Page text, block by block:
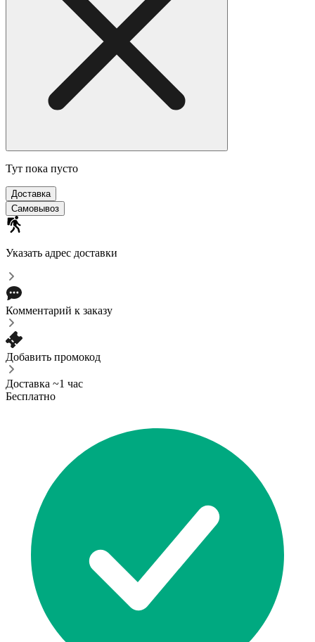
Тут пока пусто
Доставка
Самовывоз
Указать адрес доставки
Комментарий к заказу
Добавить промокод
Доставка ~1 час
Бесплатно